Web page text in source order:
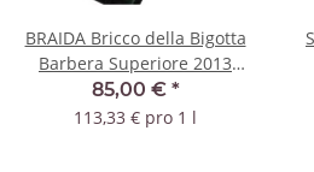
BRAIDA Bricco della Bigotta
Barbera Superiore 2013
DOC
85,00 € *
113,33 € pro 1 l